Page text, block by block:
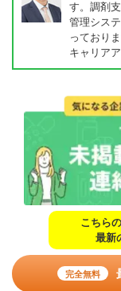
す。調剤
管理シス
っておりま
キャリア
こちら
最新
完全無料